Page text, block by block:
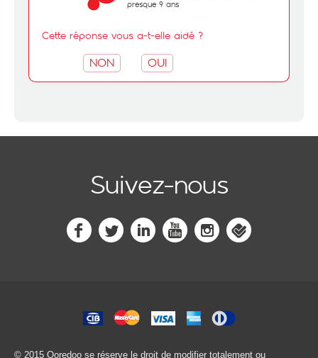
presque 9 ans
Cette réponse vous a-t-elle aidé ?
NON OUI
Suivez-nous
© 2015 Ooredoo se réserve le droit de modifier totalement ou